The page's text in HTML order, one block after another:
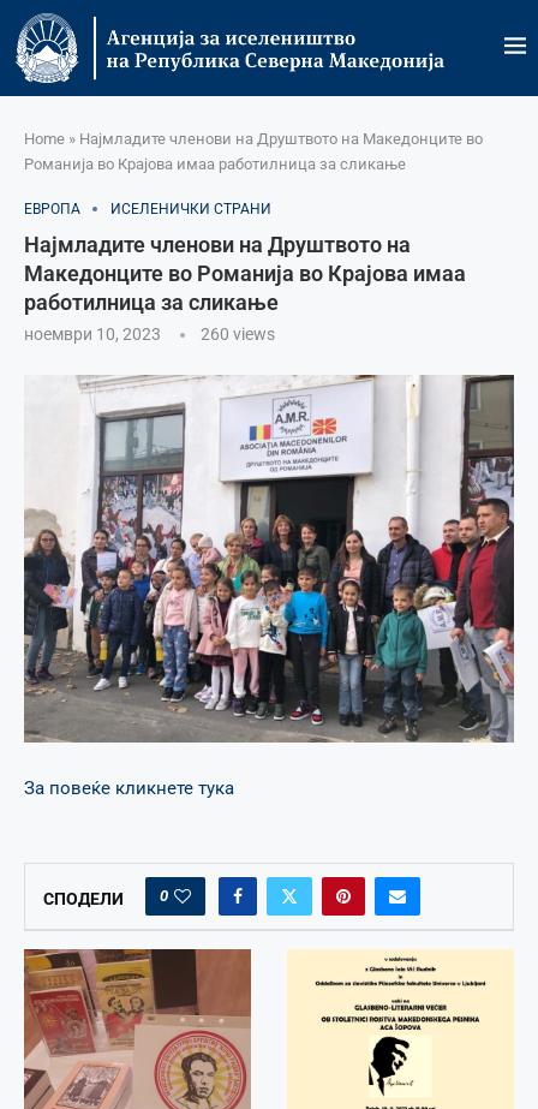
Home » Најмладите членови на Друштвото на Македонците во
Романија во Крајова имаа работилница за сликање
ЕВРОПА ИСЕЛЕНИЧКИ СТРАНИ
Најмладите членови на Друштвото на
Македонците во Романија во Крајова имаа
работилница за сликање
ноември 10, 2023 260 views
За повеќе кликнете тука
СПОДЕЛИ 0